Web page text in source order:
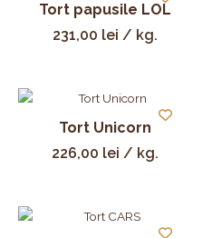
Tort papusile LOL
231,00 lei / kg.
Tort Unicorn
226,00 lei / kg.